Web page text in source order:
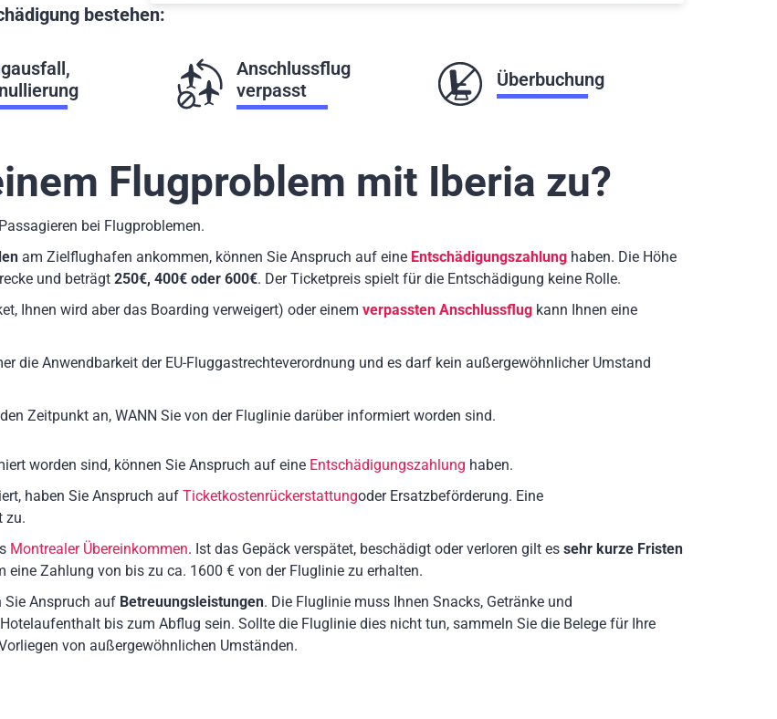
bestehen:
Anschlussflug
verpasst
Überbuchung
Flugproblem mit Iberia zu?
bei Flugproblemen.
am Zielflughafen ankommen, können Sie Anspruch auf eine Entschädigungszahlung haben. Die Höhe
und beträgt 250€, 400€ oder 600€. Der Ticketpreis spielt für die Entschädigung keine Rolle.
Ihnen wird aber das Boarding verweigert) oder einem verpassten Anschlussflug kann Ihnen eine
die Anwendbarkeit der EU-Fluggastrechteverordnung und es darf kein außergewöhnlicher Umstand
Zeitpunkt an, WANN Sie von der Fluglinie darüber informiert worden sind.
worden sind, können Sie Anspruch auf eine Entschädigungszahlung haben.
haben Sie Anspruch auf Ticketkostenrückerstattungoder Ersatzbeförderung. Eine
zu.
Montrealer Übereinkommen. Ist das Gepäck verspätet, beschädigt oder verloren gilt es sehr kurze Fristen
eine Zahlung von bis zu ca. 1600 € von der Fluglinie zu erhalten.
Sie Anspruch auf Betreuungsleistungen. Die Fluglinie muss Ihnen Snacks, Getränke und
bis zum Abflug sein. Sollte die Fluglinie dies nicht tun, sammeln Sie die Belege für Ihre
von außergewöhnlichen Umständen.